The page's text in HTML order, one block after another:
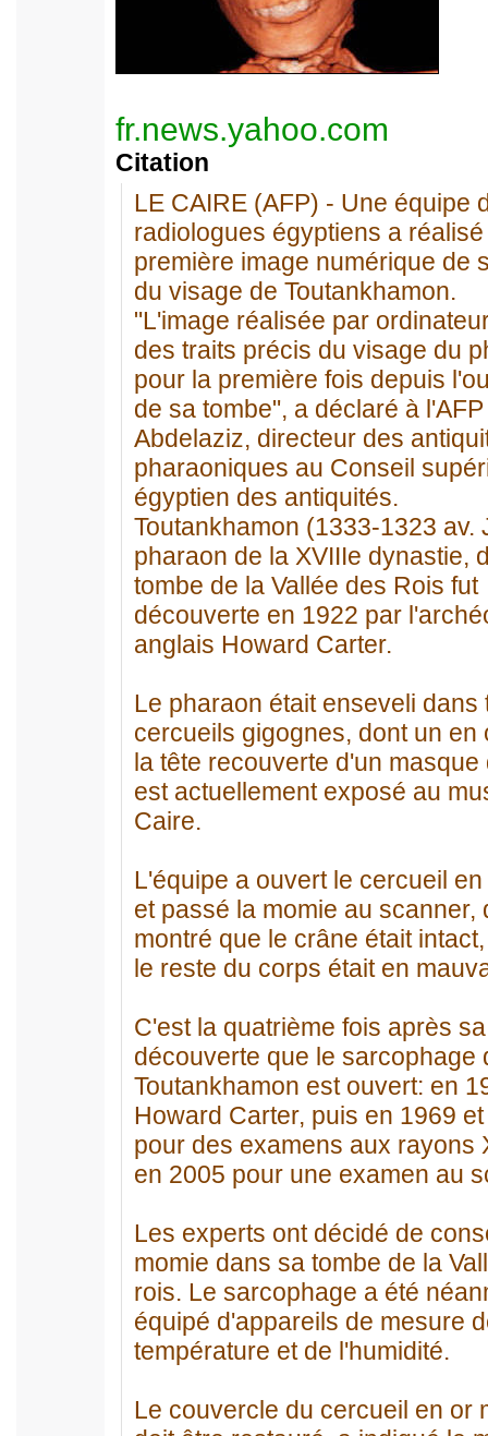
fr.news.yahoo.com
Citation
LE CAIRE (AFP) - Une équipe
radiologues égyptiens a réalisé
première image numérique de
du visage de Toutankhamon.
"L'image réalisée par
des traits précis du visage du
pour la première fois depuis
de sa tombe", a déclaré à
Abdelaziz, directeur des
pharaoniques au Conseil
égyptien des antiquités.
Toutankhamon (1333-1323 av.
pharaon de la XVIIIe dynastie,
tombe de la Vallée des Rois fut
découverte en 1922 par
anglais Howard Carter.
Le pharaon était enseveli dans
cercueils gigognes, dont un en
la tête recouverte d'un masque
est actuellement exposé au
Caire.
L'équipe a ouvert le cercueil
et passé la momie au scanner,
montré que le crâne était
le reste du corps était en
C'est la quatrième fois après sa
découverte que le sarcophage
Toutankhamon est ouvert: en
Howard Carter, puis en 1969
pour des examens aux rayons
en 2005 pour une examen au
Les experts ont décidé de
momie dans sa tombe de la
rois. Le sarcophage a été
équipé d'appareils de mesure
température et de l'humidité.
Le couvercle du cercueil en or